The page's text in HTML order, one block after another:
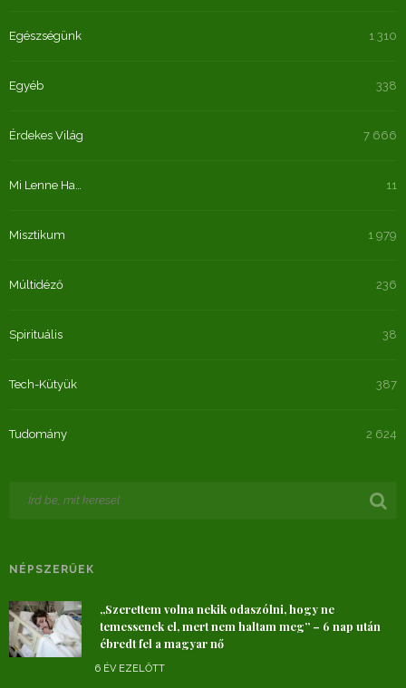
Egészségünk 1 310
Egyéb 338
Érdekes Világ 7 666
Mi Lenne Ha… 11
Misztikum 1 979
Múltidéző 236
Spirituális 38
Tech-Kütyük 387
Tudomány 2 624
NÉPSZERŰEK
„Szerettem volna nekik odaszólni, hogy ne
temessenek el, mert nem haltam meg” – 6 nap után
ébredt fel a magyar nő
6 ÉV EZELŐTT